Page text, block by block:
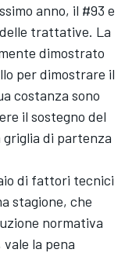
anno, il #93 e
trattative. La
dimostrato
per dimostrare il
costanza sono
il sostegno del
di partenza
di fattori tecnici
stagione, che
normativa
la pena